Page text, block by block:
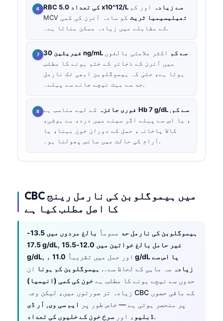
RBC کی تعداد 5.0 x10^12/L سے زیادہ
اور کم
MCV
تھیلیسیمیا ٹریٹ کو سادہ آئرن کی کمی
کے مقابلے میں زیادہ ممکن بناتا ہے۔.
فیریٹین 30 ng/mL سے کم اکثر علامتی بالغوں
میں آئرن کے ذخائر کے ختم ہونے کا مطلب
ہوتا ہے، حتیٰ کہ ہیموگلوبن ابھی تک نارمل
حد سے بہت نیچے جانے سے پہلے۔.
فوری جائزہ Hb 7 g/dL سے کم,
، یا اس سے پہلے اگر سینے میں درد، بے ہوشی،
کالا پاخانہ، حمل کے دوران خون بہنا، یا
آرام کی حالت میں سانس پھولنا ہو۔.
CBC میں ہیموگلوبن کی نارمل رینج
کا اصل مطلب کیا ہے
ہیموگلوبن کی نارمل حد عموماً
بالغ مردوں میں 13.5-
17.5 g/dL, غیر حامل بالغ خواتین میں 12.0-15.5
g/dL
, ، اور حمل میں تقریباً 11.0 g/dL یا اس سے
زیادہ سہ ماہی کے لحاظ سے۔. ہیموگلوبن کم ہونا
ان
حدوں سے نیچے ہونے کا مطلب ہے خون کی کمی (انیمیا)
زیادہ تر صورتوں میں، لیکن وجہ CBC کے باقی حصوں
پر منحصر ہوتی ہے — خاص طور پر
ایم سی وی, آر ڈی
ڈبلیو ، اور سرخ خون کے خلیوں کی تعداد .